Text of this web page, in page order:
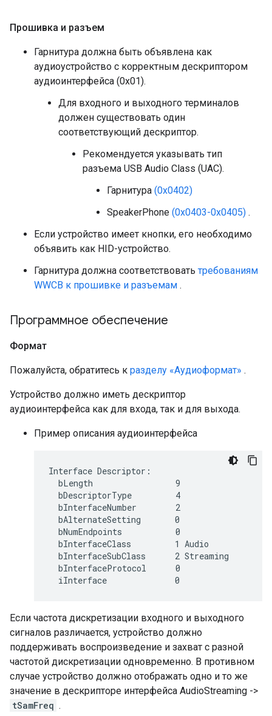
Прошивка и разъем
Гарнитура должна быть объявлена ​​как
аудиоустройство с корректным дескриптором
аудиоинтерфейса (0x01).
Для входного и выходного терминалов
должен существовать один
соответствующий дескриптор.
Рекомендуется указывать тип
разъема USB Audio Class (UAC).
Гарнитура (0x0402)
SpeakerPhone (0x0403-0x0405) .
Если устройство имеет кнопки, его необходимо
объявить как HID-устройство.
Гарнитура должна соответствовать требованиям
WWCB к прошивке и разъемам .
Программное обеспечение
Формат
Пожалуйста, обратитесь к разделу «Аудиоформат» .
Устройство должно иметь дескриптор
аудиоинтерфейса как для входа, так и для выхода.
Пример описания аудиоинтерфейса
Interface Descriptor:
  bLength                 9
  bDescriptorType         4
  bInterfaceNumber        2
  bAlternateSetting       0
  bNumEndpoints           0
  bInterfaceClass         1 Audio
  bInterfaceSubClass      2 Streaming
  bInterfaceProtocol      0
Если частота дискретизации входного и выходного
сигналов различается, устройство должно
поддерживать воспроизведение и захват с разной
частотой дискретизации одновременно. В противном
случае устройство должно отображать одно и то же
значение в дескрипторе интерфейса AudioStreaming ->
tSamFreq .